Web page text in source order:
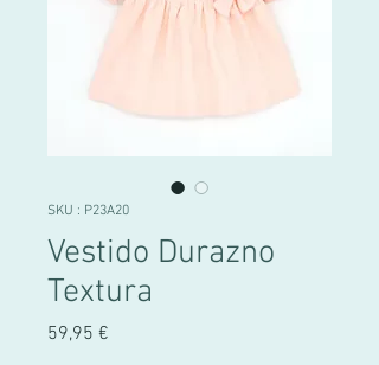
SKU : P23A20
Vestido Durazno
Textura
59,95 €